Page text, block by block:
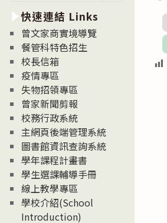
消
息
News
快速連結 Links
曾文家商實境導覽
餐管科特色招生
校長信箱
疫情專區
失物招領專區
曾家新聞剪報
校務行政系統
主網頁後端管理系統
圖書館資訊查詢系統
學年課程計畫書
學生選課輔導手冊
線上教學專區
學校介紹(School
Introduction)